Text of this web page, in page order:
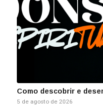
Como descobrir e
5 de agosto de 2026